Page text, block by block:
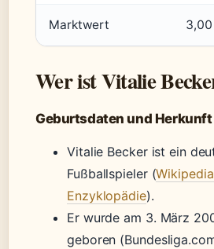
Marktwert
Wer ist Vitalie
Geburtsdaten und Herkunft
Vitalie Becker ist ein
Fußballspieler (
Enzyklopädie).
Er wurde am 3. März
geboren